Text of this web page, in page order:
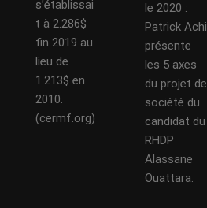
s’établissai
t à 2.286$
fin 2019 au
lieu de
1.213$ en
2010.
(cermf.org)
le 2020 :
Patrick Achi
présente
les 5 axes
du projet de
société du
candidat du
RHDP
Alassane
Ouattara.